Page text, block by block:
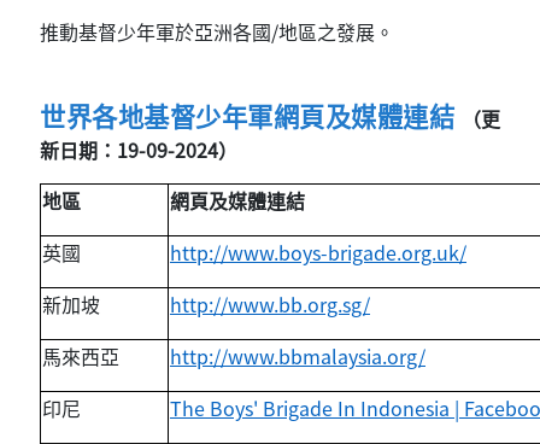
推動基督少年軍於亞洲各國/地區之發展。
世界各地基督少年軍網頁及媒體連結
（更
新日期：19-09-2024）
地區
網頁及媒體連結
英國
http://www.boys-brigade.org.uk/
新加坡
http://www.bb.org.sg/
馬來西亞
http://www.bbmalaysia.org/
印尼
The Boys' Brigade In Indonesia |